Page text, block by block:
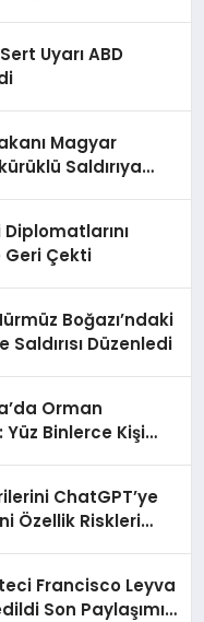
Uyarı ABD
Magyar
Saldırıya
Geri Çekti
Boğazı’ndaki
Saldırısı Düzenledi
Orman
Yüz Binlerce Kişi
ChatGPT’ye
Özellik Riskleri
Francisco Leyva
Son Paylaşımı